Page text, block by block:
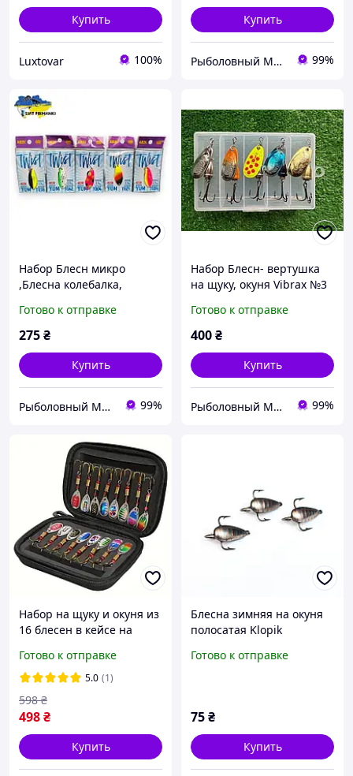
Купить
Luxtovar 100%
Купить
Рыболовный Магазин "Svit Primanki" 99%
Набор Блесн микро
,Блесна колебалка,
окуня(Twist 2.5g)(5шт)
Готово к отправке
275₴
Купить
Рыболовный Магазин "Svit Primanki" 99%
Набор Блесн- вертушка
на щуку, окуня Vibrax №3
Готово к отправке
400₴
Купить
Рыболовный Магазин "Svit Primanki" 99%
Набор на щуку и окуня из
16 блесен в кейсе на
Готово к отправке
5.0 (1)
498₴
598 ₴
Купить
Блесна зимняя на окуня
полосатая Klopik
(KL-01)
Готово к отправке
75₴
Купить